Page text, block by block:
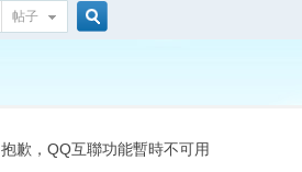
帖子
索
抱歉，QQ互聯功能暫時不可用